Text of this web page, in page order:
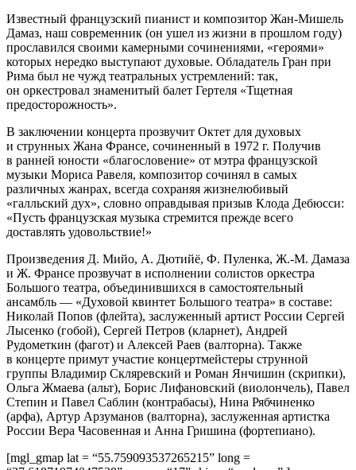
Известный французский пианист и композитор Жан-Мишель
Дамаз, наш современник (он ушел из жизни в прошлом году)
прославился своими камерными сочинениями, «героями»
которых нередко выступают духовые. Обладатель Гран при
Рима был не чужд театральных устремлений: так,
он оркестровал знаменитый балет Гертеля «Тщетная
предосторожность».
В заключении концерта прозвучит Октет для духовых
и струнных Жана Франсе, сочиненный в 1972 г. Получив
в ранней юности «благословение» от мэтра французской
музыки Мориса Равеля, композитор сочинял в самых
различных жанрах, всегда сохраняя жизнелюбивый
«галльский дух», словно оправдывая призыв Клода Дебюсси:
«Пусть французская музыка стремится прежде всего
доставлять удовольствие!»
Произведения Д. Мийо, А. Дютийё, Ф. Пуленка, Ж.-М. Дамаза
и Ж. Франсе прозвучат в исполнении солистов оркестра
Большого театра, объединившихся в самостоятельный
ансамбль — «Духовой квинтет Большого театра» в составе:
Николай Попов (флейта), заслуженный артист России Сергей
Лысенко (гобой), Сергей Петров (кларнет), Андрей
Рудометкин (фагот) и Алексей Раев (валторна). Также
в концерте примут участие концертмейстеры струнной
группы Владимир Скляревский и Роман Янчишин (скрипки),
Ольга Жмаева (альт), Борис Лифановский (виолончель), Павел
Степин и Павел Саблин (контрабасы), Нина Рябчиненко
(арфа), Артур Арзуманов (валторна), заслуженная артистка
России Вера Часовенная и Анна Гришина (фортепиано).
[mgl_gmap lat = “55.759093537265215” long =